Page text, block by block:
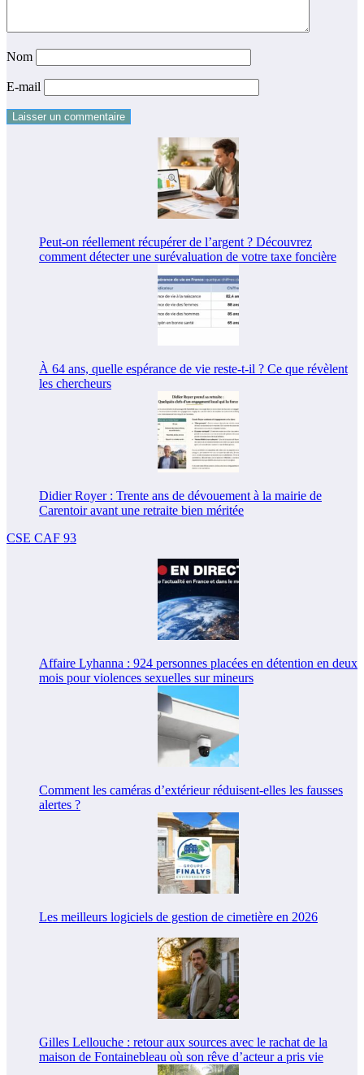
Nom
E-mail
Peut-on réellement récupérer de l’argent ? Découvrez
comment détecter une surévaluation de votre taxe foncière
À 64 ans, quelle espérance de vie reste-t-il ? Ce que révèlent
les chercheurs
Didier Royer : Trente ans de dévouement à la mairie de
Carentoir avant une retraite bien méritée
CSE CAF 93
Affaire Lyhanna : 924 personnes placées en détention en deux
mois pour violences sexuelles sur mineurs
Comment les caméras d’extérieur réduisent-elles les fausses
alertes ?
Les meilleurs logiciels de gestion de cimetière en 2026
Gilles Lellouche : retour aux sources avec le rachat de la
maison de Fontainebleau où son rêve d’acteur a pris vie